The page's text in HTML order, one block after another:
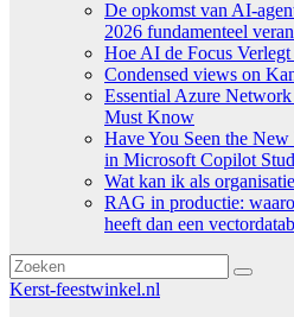
De opkomst van AI-
2026 fundamenteel
Hoe AI de Focus Verlegt
Condensed views on
Essential Azure
Must Know
Have You Seen the
in Microsoft Copilot
Wat kan ik als
RAG in productie:
heeft dan een
Kerst-feestwinkel.nl